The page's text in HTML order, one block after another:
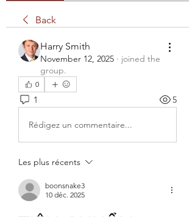
Back
Harry Smith
November 12, 2025 · joined the
group.
0
1 5
Rédigez un commentaire...
Les plus récents
boonsnake3
10 déc. 2025